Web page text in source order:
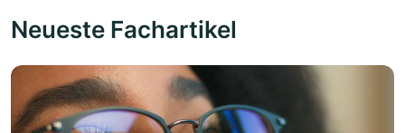
Neueste Fachartikel